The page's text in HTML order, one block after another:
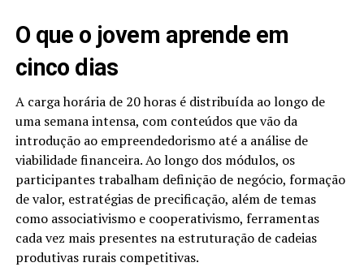
O que o jovem aprende em
cinco dias
A carga horária de 20 horas é distribuída ao longo de
uma semana intensa, com conteúdos que vão da
introdução ao empreendedorismo até a análise de
viabilidade financeira. Ao longo dos módulos, os
participantes trabalham definição de negócio, formação
de valor, estratégias de precificação, além de temas
como associativismo e cooperativismo, ferramentas
cada vez mais presentes na estruturação de cadeias
produtivas rurais competitivas.